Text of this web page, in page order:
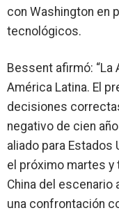
con Washington en
tecnológicos.
Bessent afirmó: “La
América Latina. El
decisiones
negativo de cien
aliado para Estados
el próximo martes
China del escenario
una confrontación